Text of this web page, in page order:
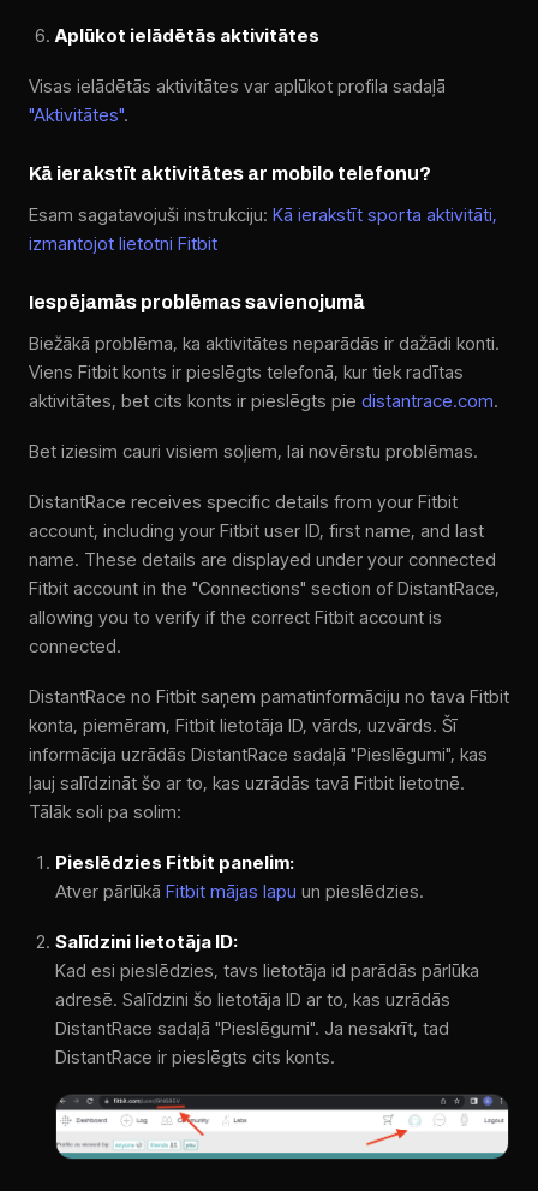
Aplūkot ielādētās aktivitātes
Visas ielādētās aktivitātes var aplūkot profila sadaļā
"Aktivitātes".
Kā ierakstīt aktivitātes ar mobilo telefonu?
Esam sagatavojuši instrukciju: Kā ierakstīt sporta aktivitāti,
izmantojot lietotni Fitbit
Iespējamās problēmas savienojumā
Biežākā problēma, ka aktivitātes neparādās ir dažādi konti.
Viens Fitbit konts ir pieslēgts telefonā, kur tiek radītas
aktivitātes, bet cits konts ir pieslēgts pie distantrace.com.
Bet iziesim cauri visiem soļiem, lai novērstu problēmas.
DistantRace receives specific details from your Fitbit
account, including your Fitbit user ID, first name, and last
name. These details are displayed under your connected
Fitbit account in the "Connections" section of DistantRace,
allowing you to verify if the correct Fitbit account is
connected.
DistantRace no Fitbit saņem pamatinformāciju no tava Fitbit
konta, piemēram, Fitbit lietotāja ID, vārds, uzvārds. Šī
informācija uzrādās DistantRace sadaļā "Pieslēgumi", kas
ļauj salīdzināt šo ar to, kas uzrādās tavā Fitbit lietotnē.
Tālāk soli pa solim:
Pieslēdzies Fitbit panelim:
Atver pārlūkā Fitbit mājas lapu un pieslēdzies.
Salīdzini lietotāja ID:
Kad esi pieslēdzies, tavs lietotāja id parādās pārlūka
adresē. Salīdzini šo lietotāja ID ar to, kas uzrādās
DistantRace sadaļā "Pieslēgumi". Ja nesakrīt, tad
DistantRace ir pieslēgts cits konts.